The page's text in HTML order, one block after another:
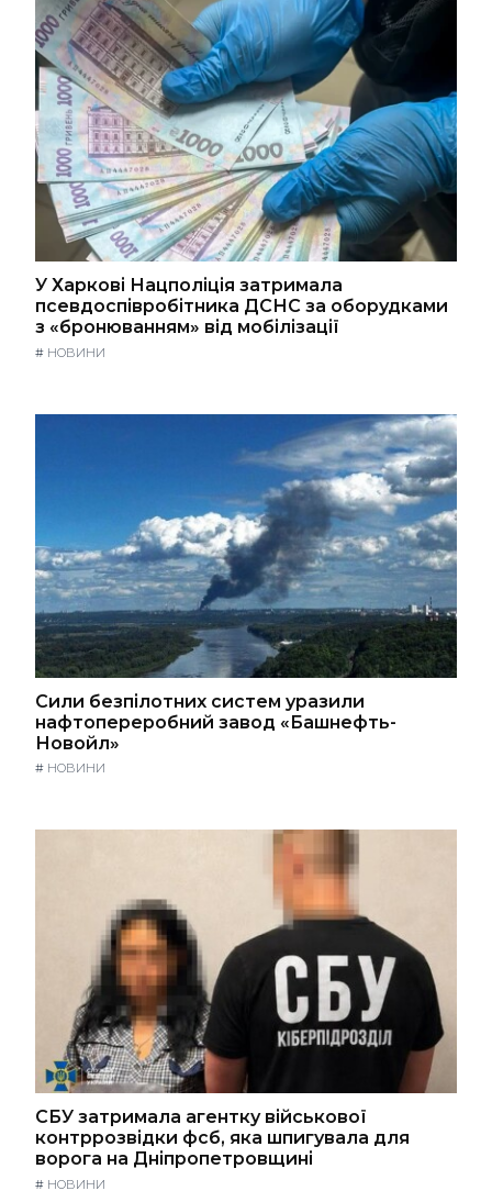
У Харкові Нацполіція затримала
псевдоспівробітника ДСНС за оборудками
з «бронюванням» від мобілізації
# НОВИНИ
Сили безпілотних систем уразили
нафтопереробний завод «Башнефть-
Новойл»
# НОВИНИ
СБУ затримала агентку військової
контррозвідки фсб, яка шпигувала для
ворога на Дніпропетровщині
# НОВИНИ